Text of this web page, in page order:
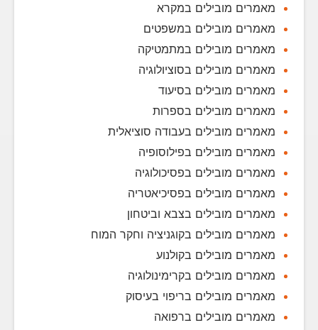
מאמרים מובילים במקרא
מאמרים מובילים במשפטים
מאמרים מובילים במתמטיקה
מאמרים מובילים בסוציולוגיה
מאמרים מובילים בסיעוד
מאמרים מובילים בספרות
מאמרים מובילים בעבודה סוציאלית
מאמרים מובילים בפילוסופיה
מאמרים מובילים בפסיכולוגיה
מאמרים מובילים בפסיכיאטריה
מאמרים מובילים בצבא וביטחון
מאמרים מובילים בקוגניציה וחקר המוח
מאמרים מובילים בקולנוע
מאמרים מובילים בקרימינולוגיה
מאמרים מובילים בריפוי בעיסוק
מאמרים מובילים ברפואה